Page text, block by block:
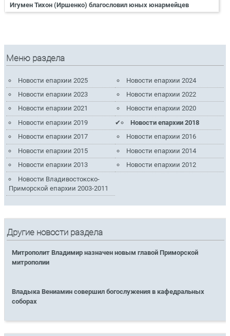
Игумен Тихон (Иршенко) благословил юных юнармейцев
Меню раздела
Новости епархии 2025
Новости епархии 2024
Новости епархии 2023
Новости епархии 2022
Новости епархии 2021
Новости епархии 2020
Новости епархии 2019
Новости епархии 2018
Новости епархии 2017
Новости епархии 2016
Новости епархии 2015
Новости епархии 2014
Новости епархии 2013
Новости епархии 2012
Новости Владивостокско-
Приморской епархии 2003-2011
Другие новости раздела
Митрополит Владимир назначен новым главой Приморской
митрополии
Владыка Вениамин совершил богослужения в кафедральных
соборах